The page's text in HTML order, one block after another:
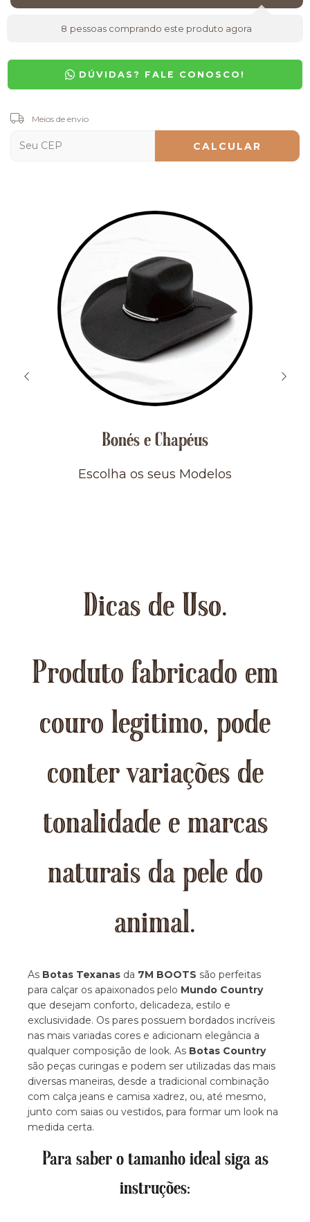
8 pessoas comprando este produto agora
DÚVIDAS? FALE CONOSCO!
Entregas para o CEP:
Meios de envio
CALCULAR
Bonés e Chapéus
Escolha os seus Modelos
Dicas de Uso.
Produto fabricado em
couro legitimo, pode
conter variações de
tonalidade e marcas
naturais da pele do
animal.
As Botas Texanas da 7M BOOTS são perfeitas
para calçar os apaixonados pelo Mundo Country
que desejam conforto, delicadeza, estilo e
exclusividade. Os pares possuem bordados incríveis
nas mais variadas cores e adicionam elegância a
qualquer composição de look. As Botas Country
são peças curingas e podem ser utilizadas das mais
diversas maneiras, desde a tradicional combinação
com calça jeans e camisa xadrez, ou, até mesmo,
junto com saias ou vestidos, para formar um look na
medida certa.
Para saber o tamanho ideal siga as
instruções: